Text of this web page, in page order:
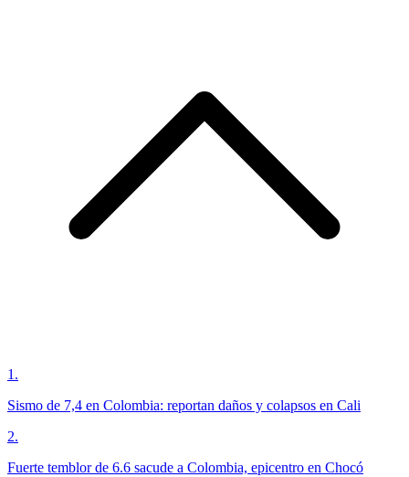
1 .
Sismo de 7,4 en Colombia: reportan daños y colapsos en Cali
2.
Fuerte temblor de 6.6 sacude a Colombia, epicentro en Chocó